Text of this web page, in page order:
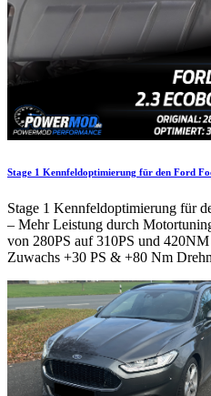
Stage 1 Kennfeldoptimierung für den Ford
Stage 1 Kennfeldoptimierung für
– Mehr Leistung durch
von 280PS auf 310PS und
Zuwachs +30 PS & +80 Nm